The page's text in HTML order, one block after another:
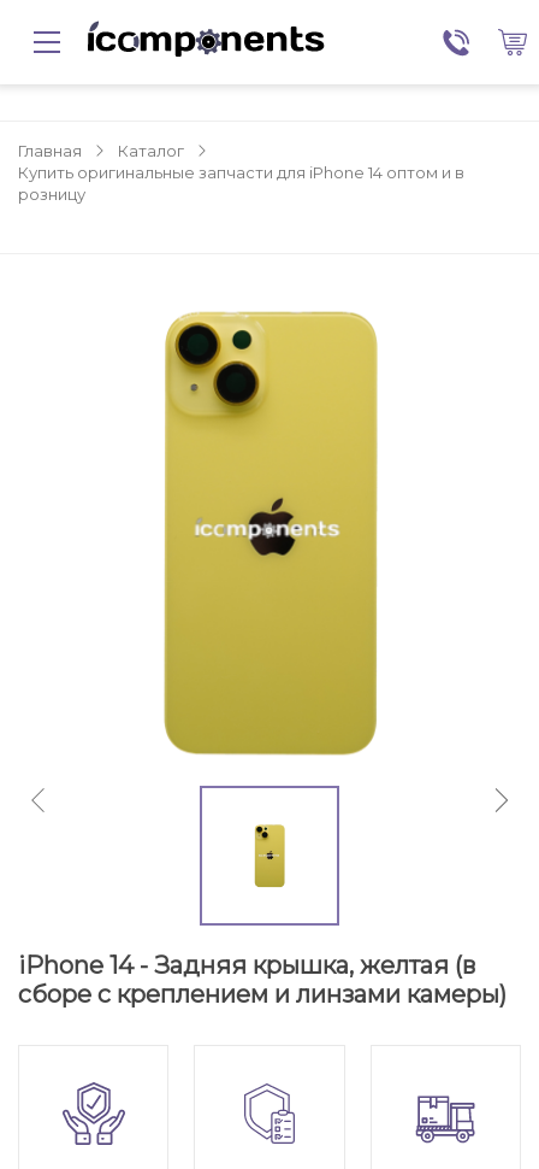
Главная
Каталог
Купить оригинальные запчасти для iPhone 14 оптом и в
розницу
iPhone 14 - Задняя крышка, желтая (в
сборе с креплением и линзами камеры)